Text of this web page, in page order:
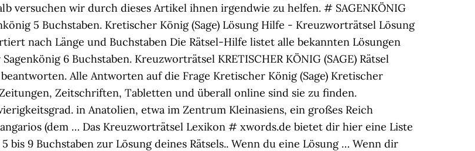
versuchen wir durch dieses Artikel ihnen irgendwie zu helfen. # SAGENKÖNIG
5 Buchstaben. Kretischer König (Sage) Lösung Hilfe - Kreuzworträtsel Lösung
nach Länge und Buchstaben Die Rätsel-Hilfe listet alle bekannten Lösungen
6 Buchstaben. Kreuzworträtsel KRETISCHER KÖNIG (SAGE) Rätsel
Alle Antworten auf die Frage Kretischer König (Sage) Kretischer
Zeitschriften, Tabletten und überall online sind sie zu finden.
in Anatolien, etwa im Zentrum Kleinasiens, ein großes Reich
(dem … Das Kreuzworträtsel Lexikon # xwords.de bietet dir hier eine Liste
9 Buchstaben zur Lösung deines Rätsels.. Wenn du eine Lösung … Wenn dir